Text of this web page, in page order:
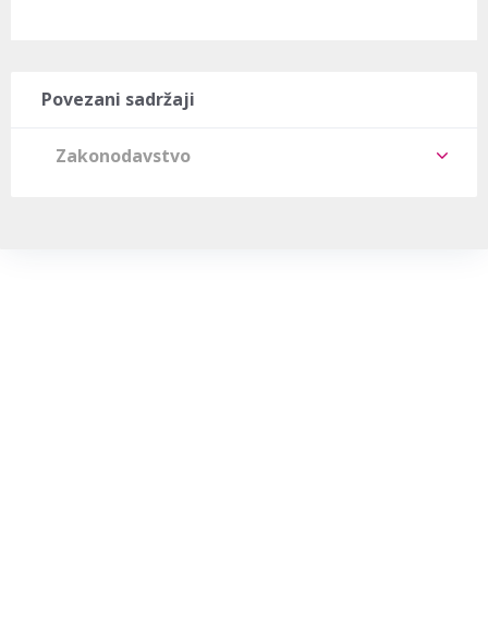
Povezani sadržaji
Zakonodavstvo